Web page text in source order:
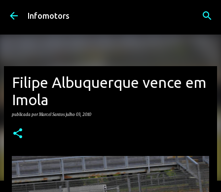
Avançar para o conteúdo principal
Infomotors
Filipe Albuquerque vence em
Imola
publicada porMarcel Santos julho 03, 2010